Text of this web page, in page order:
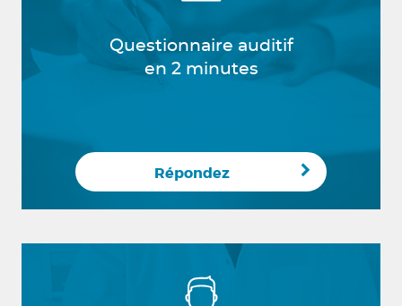
Questionnaire auditif
en 2 minutes
Répondez